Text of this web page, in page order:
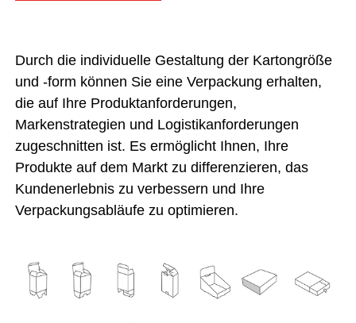
Durch die individuelle Gestaltung der Kartongröße
und -form können Sie eine Verpackung erhalten,
die auf Ihre Produktanforderungen,
Markenstrategien und Logistikanforderungen
zugeschnitten ist. Es ermöglicht Ihnen, Ihre
Produkte auf dem Markt zu differenzieren, das
Kundenerlebnis zu verbessern und Ihre
Verpackungsabläufe zu optimieren.